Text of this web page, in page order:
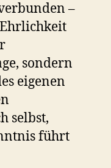
–
sondern
eigenen
selbst,
führt